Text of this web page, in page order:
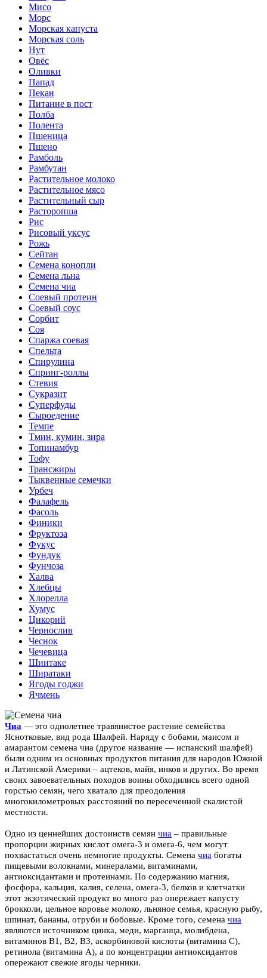
Мисо
Морс
Морская капуста
Морская соль
Нут
Овёс
Оливки
Папад
Пекан
Питание в пост
Полба
Полента
Пшеница
Пшено
Рамболь
Рамбутан
Растительное молоко
Растительное мясо
Растительный сыр
Расторопша
Рис
Рисовый уксус
Рожь
Сейтан
Семена конопли
Семена льна
Семена чиа
Соевый протеин
Соевый соус
Сорбит
Соя
Спаржа соевая
Спельта
Спирулина
Спринг-роллы
Стевия
Сукразит
Суперфуды
Сыроедение
Темпе
Тмин, кумин, зира
Топинамбур
Тофу
Трансжиры
Тыквенные семечки
Урбеч
Фалафель
Фасоль
Финики
Фруктоза
Фукус
Фундук
Фунчоза
Халва
Хлебцы
Хлорелла
Хумус
Цикорий
Чернослив
Чеснок
Чечевица
Шиитаке
Ширатаки
Ягоды годжи
Ячмень
Чиа — это однолетнее травянистое растение семейства
Яснотковые, вид рода Шалфей. Наряду с бобами, маисом и
амарантом семена чиа (другое название — испанский шалфей)
были одним из основных продуктов питания для народов Южной
и Латинской Америки – ацтеков, майя, инков и других. Во время
своих завоевательных походов воины обходились всего одной
горстью семян, чего хватало для преодоления
многокилометровых расстояний по пересеченной скалистой
местности.
Одно из ценнейших достоинств семян чиа – правильные
пропорции жирных кислот омега-3 и омега-6, чем могут
похвастаться очень немногие продукты. Семена чиа богаты
пищевыми волокнами, минералами, витаминами,
антиоксидантами и протеинами. По содержанию магния,
фосфора, кальция, калия, селена, омега-3, белков и клетчатки
этот экзотический продукт во много раз опережает капусту
брокколи, цельное коровье молоко, льняное семья, красную рыбу,
шпинат, бананы, отруби и бобовые. Кроме того, семена чиа
являются источником цинка, меди, марганца, молибдена,
витаминов В1, В2, В3, аскорбиновой кислоты (витамина С),
ретинола (витамина А), а по концентрации антиоксидантов
опережают свежие ягоды черники.